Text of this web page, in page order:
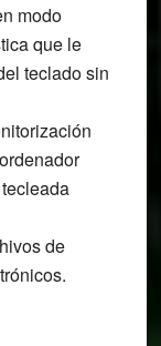
modo
que le
teclado sin
de